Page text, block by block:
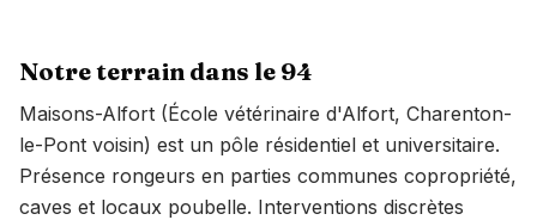
Notre terrain dans le 94
Maisons-Alfort (École vétérinaire d'Alfort, Charenton-
le-Pont voisin) est un pôle résidentiel et universitaire.
Présence rongeurs en parties communes copropriété,
caves et locaux poubelle. Interventions discrètes